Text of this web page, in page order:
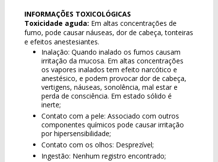
INFORMAÇÕES TOXICOLÓGICAS
Toxicidade aguda: Em altas concentrações de
fumo, pode causar náuseas, dor de cabeça, tonteiras
e efeitos anestesiantes.
Inalação: Quando inalado os fumos causam
irritação da mucosa. Em altas concentrações
os vapores inalados tem efeito narcótico e
anestésico, e podem provocar dor de cabeça,
vertigens, náuseas, sonolência, mal estar e
perda de consciência. Em estado sólido é
inerte;
Contato com a pele: Associado com outros
componentes químicos pode causar irritação
por hipersensibilidade;
Contato com os olhos: Desprezível;
Ingestão: Nenhum registro encontrado;